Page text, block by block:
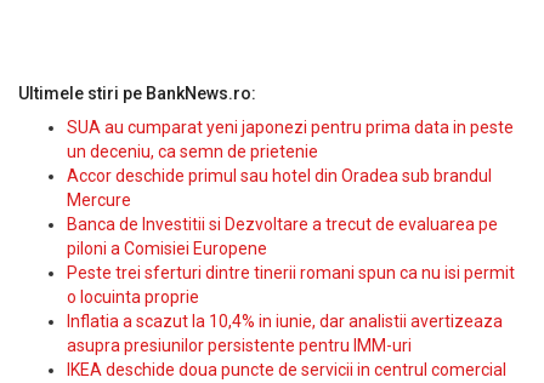
Ultimele stiri pe BankNews.ro:
SUA au cumparat yeni japonezi pentru prima data in peste
un deceniu, ca semn de prietenie
Accor deschide primul sau hotel din Oradea sub brandul
Mercure
Banca de Investitii si Dezvoltare a trecut de evaluarea pe
piloni a Comisiei Europene
Peste trei sferturi dintre tinerii romani spun ca nu isi permit
o locuinta proprie
Inflatia a scazut la 10,4% in iunie, dar analistii avertizeaza
asupra presiunilor persistente pentru IMM-uri
IKEA deschide doua puncte de servicii in centrul comercial